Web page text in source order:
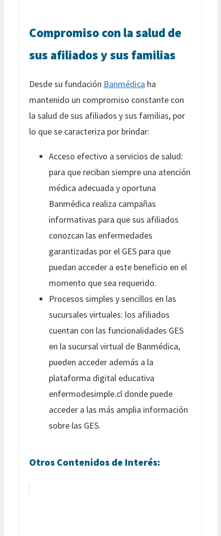
Compromiso con la salud de
sus afiliados y sus familias
Desde su fundación Banmédica ha
mantenido un compromiso constante con
la salud de sus afiliados y sus familias, por
lo que se caracteriza por brindar:
Acceso efectivo a servicios de salud:
para que reciban siempre una atención
médica adecuada y oportuna
Banmédica realiza campañas
informativas para que sus afiliados
conozcan las enfermedades
garantizadas por el GES para que
puedan acceder a este beneficio en el
momento que sea requerido.
Procesos simples y sencillos en las
sucursales virtuales: los afiliados
cuentan con las funcionalidades GES
en la sucursal virtual de Banmédica,
pueden acceder además a la
plataforma digital educativa
enfermodesimple.cl donde puede
acceder a las más amplia información
sobre las GES.
Otros Contenidos de Interés: